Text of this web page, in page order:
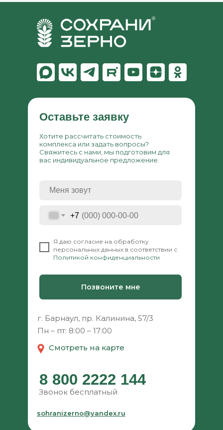
Хотите рассчитать стоимость
комплекса или задать вопросы?
Свяжитесь с нами, мы подготовим для
вас индивидуальное предложение.
Оставьте заявку
sohranizerno@yandex.ru
+7
Позвоните мне
Я даю согласие на обработку
персональных данных в соответствии с
Политикой конфиденциальности
г. Барнаул, пр. Калинина, 57/3
Пн – пт: 8:00 – 17:00
Звонок бесплатный
Смотреть на карте
8 800 2222 144